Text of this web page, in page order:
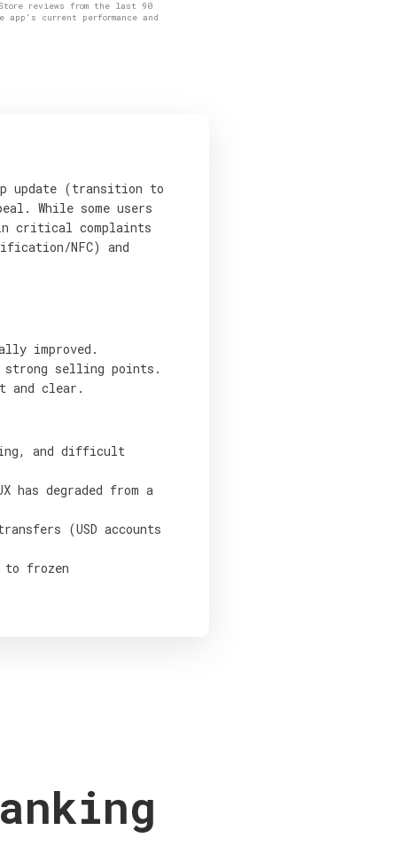
reviews from the last 90
current performance and
update (transition to
While some users
critical complaints
NFC) and
improved.
strong selling points.
and clear.
and difficult
degraded from a
(USD accounts
to frozen